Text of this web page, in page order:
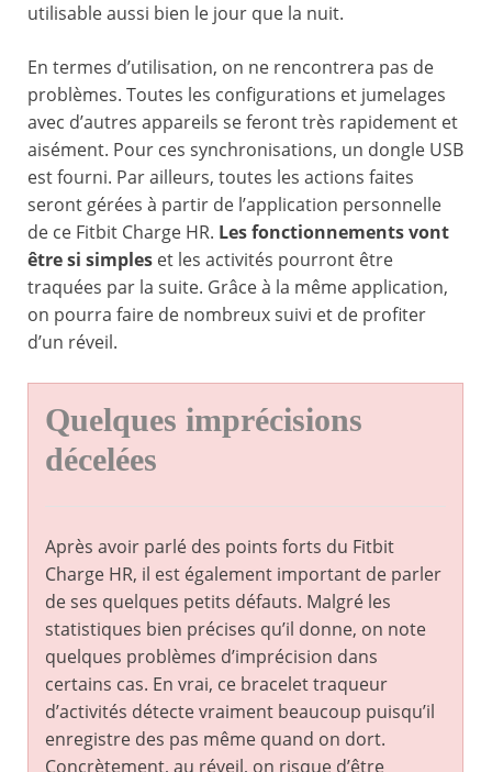
utilisable aussi bien le jour que la nuit.
En termes d’utilisation, on ne rencontrera pas de
problèmes. Toutes les configurations et jumelages
avec d’autres appareils se feront très rapidement et
aisément. Pour ces synchronisations, un dongle USB
est fourni. Par ailleurs, toutes les actions faites
seront gérées à partir de l’application personnelle
de ce Fitbit Charge HR. Les fonctionnements vont
être si simples et les activités pourront être
traquées par la suite. Grâce à la même application,
on pourra faire de nombreux suivi et de profiter
d’un réveil.
Quelques imprécisions
décelées
Après avoir parlé des points forts du Fitbit
Charge HR, il est également important de parler
de ses quelques petits défauts. Malgré les
statistiques bien précises qu’il donne, on note
quelques problèmes d’imprécision dans
certains cas. En vrai, ce bracelet traqueur
d’activités détecte vraiment beaucoup puisqu’il
enregistre des pas même quand on dort.
Concrètement, au réveil, on risque d’être